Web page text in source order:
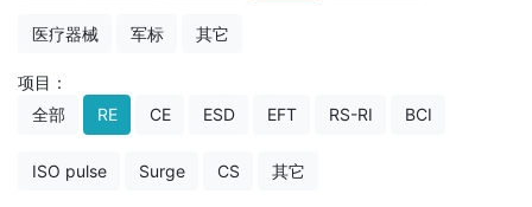
医疗器械 军标 其它
项目：
全部
RE CE ESD EFT RS-RI BCI
ISO pulse Surge CS 其它